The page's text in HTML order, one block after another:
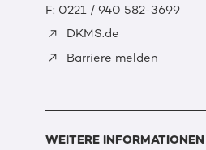
F: 0221 / 940 582-3699
DKMS.de
Barriere melden
WEITERE INFORMATIONEN